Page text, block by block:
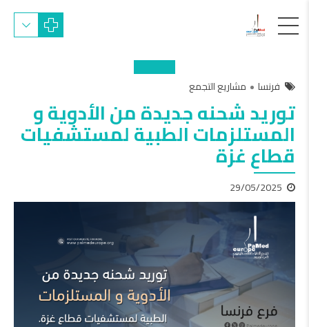
فرنسا مشاريع التجمع
توريد شحنه جديدة من الأدوية و
المستلزمات الطبية لمستشفيات
قطاع غزة
29/05/2025